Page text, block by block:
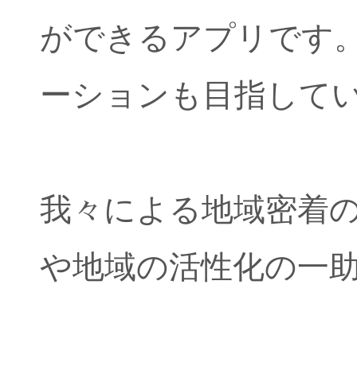
ができるアプリです
ーションも目指して
我々による地域密着
や地域の活性化の一